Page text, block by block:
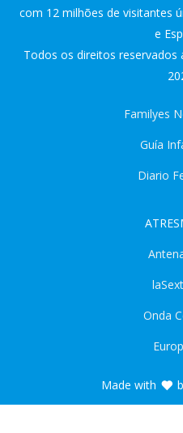
com 12 milhões de visitantes
e
Todos os direitos reservados
Familyes
Guía
Diario
Onda
Made with